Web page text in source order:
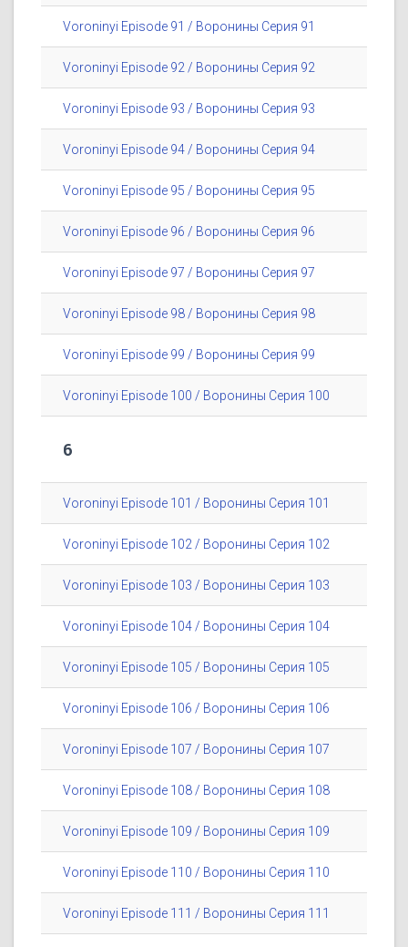
Voroninyi Episode 91 / Воронины Серия 91
Voroninyi Episode 92 / Воронины Серия 92
Voroninyi Episode 93 / Воронины Серия 93
Voroninyi Episode 94 / Воронины Серия 94
Voroninyi Episode 95 / Воронины Серия 95
Voroninyi Episode 96 / Воронины Серия 96
Voroninyi Episode 97 / Воронины Серия 97
Voroninyi Episode 98 / Воронины Серия 98
Voroninyi Episode 99 / Воронины Серия 99
Voroninyi Episode 100 / Воронины Серия 100
6
Voroninyi Episode 101 / Воронины Серия 101
Voroninyi Episode 102 / Воронины Серия 102
Voroninyi Episode 103 / Воронины Серия 103
Voroninyi Episode 104 / Воронины Серия 104
Voroninyi Episode 105 / Воронины Серия 105
Voroninyi Episode 106 / Воронины Серия 106
Voroninyi Episode 107 / Воронины Серия 107
Voroninyi Episode 108 / Воронины Серия 108
Voroninyi Episode 109 / Воронины Серия 109
Voroninyi Episode 110 / Воронины Серия 110
Voroninyi Episode 111 / Воронины Серия 111